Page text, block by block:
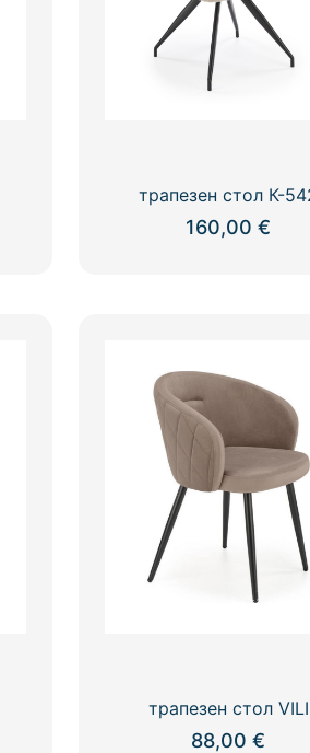
трапезен стол К-
160,00€
The
options
may
be
chosen
on
the
product
page
трапезен стол VILI
88,00€